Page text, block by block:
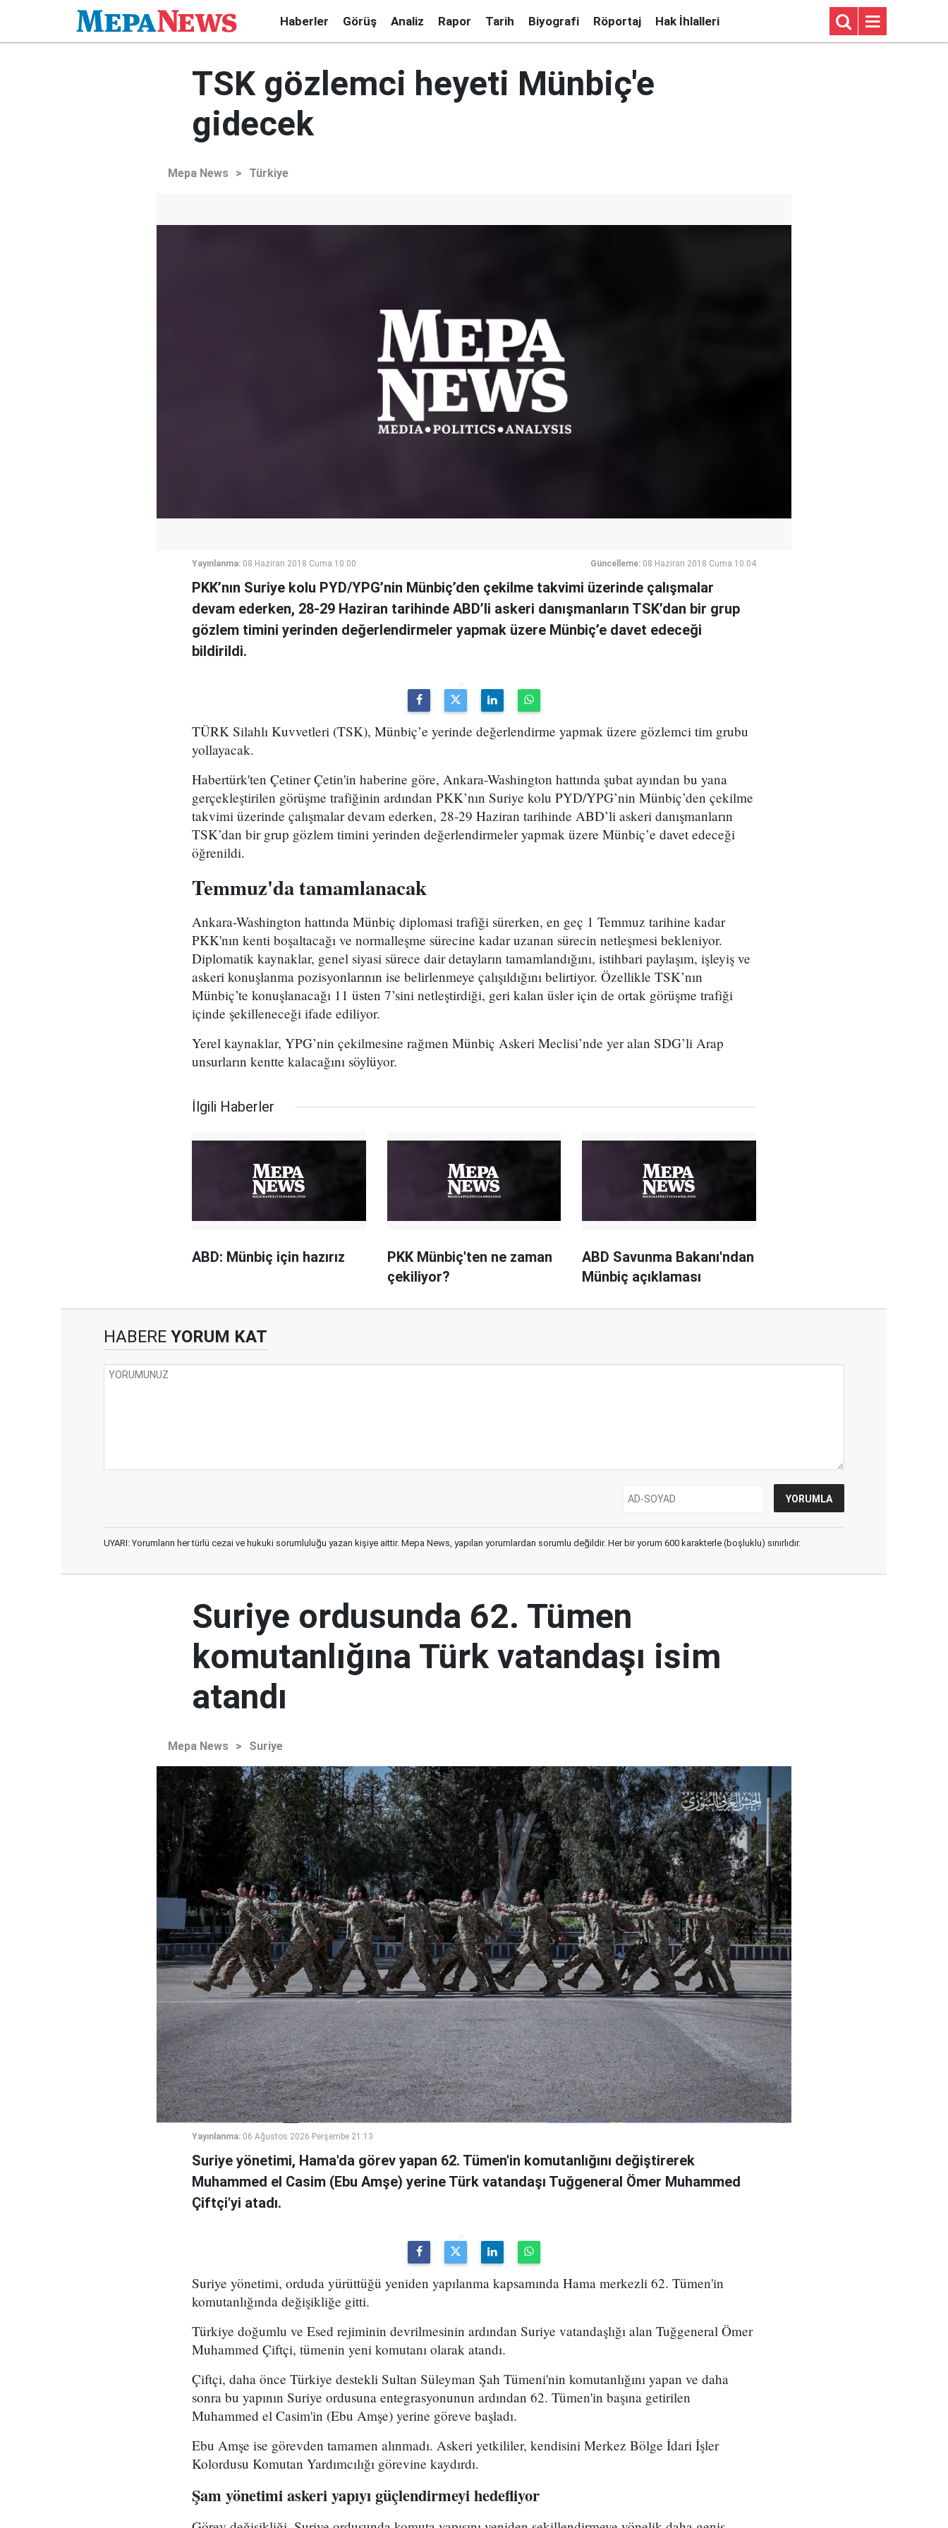
Haberler Görüş Analiz Rapor Tarih Biyografi Röportaj Hak İhlalleri
TSK gözlemci heyeti Münbiç'e
gidecek
Mepa News > Türkiye
Yayınlanma: 08 Haziran 2018 Cuma 10:00 Güncelleme: 08 Haziran 2018 Cuma 10:04
PKK’nın Suriye kolu PYD/YPG’nin Münbiç’den çekilme takvimi üzerinde çalışmalar
devam ederken, 28-29 Haziran tarihinde ABD’li askeri danışmanların TSK’dan bir grup
gözlem timini yerinden değerlendirmeler yapmak üzere Münbiç’e davet edeceği
bildirildi.
TÜRK Silahlı Kuvvetleri (TSK), Münbiç’e yerinde değerlendirme yapmak üzere gözlemci tim grubu
yollayacak.
Habertürk'ten Çetiner Çetin'in haberine göre, Ankara-Washington hattında şubat ayından bu yana
gerçekleştirilen görüşme trafiğinin ardından PKK’nın Suriye kolu PYD/YPG’nin Münbiç’den çekilme
takvimi üzerinde çalışmalar devam ederken, 28-29 Haziran tarihinde ABD’li askeri danışmanların
TSK’dan bir grup gözlem timini yerinden değerlendirmeler yapmak üzere Münbiç’e davet edeceği
öğrenildi.
Temmuz'da tamamlanacak
Ankara-Washington hattında Münbiç diplomasi trafiği sürerken, en geç 1 Temmuz tarihine kadar
PKK'nın kenti boşaltacağı ve normalleşme sürecine kadar uzanan sürecin netleşmesi bekleniyor.
Diplomatik kaynaklar, genel siyasi sürece dair detayların tamamlandığını, istihbari paylaşım, işleyiş ve
askeri konuşlanma pozisyonlarının ise belirlenmeye çalışıldığını belirtiyor. Özellikle TSK’nın
Münbiç’te konuşlanacağı 11 üsten 7’sini netleştirdiği, geri kalan üsler için de ortak görüşme trafiği
içinde şekilleneceği ifade ediliyor.
Yerel kaynaklar, YPG’nin çekilmesine rağmen Münbiç Askeri Meclisi’nde yer alan SDG’li Arap
unsurların kentte kalacağını söylüyor.
İlgili Haberler
ABD: Münbiç için hazırız
PKK Münbiç'ten ne zaman
çekiliyor?
ABD Savunma Bakanı'ndan
Münbiç açıklaması
HABERE YORUM KAT
UYARI: Yorumların her türlü cezai ve hukuki sorumluluğu yazan kişiye aittir. Mepa News, yapılan yorumlardan sorumlu değildir. Her bir yorum 600 karakterle (boşluklu) sınırlıdır.
Suriye ordusunda 62. Tümen
komutanlığına Türk vatandaşı isim
atandı
Mepa News > Suriye
Yayınlanma: 06 Ağustos 2026 Perşembe 21:13
Suriye yönetimi, Hama'da görev yapan 62. Tümen'in komutanlığını değiştirerek
Muhammed el Casim (Ebu Amşe) yerine Türk vatandaşı Tuğgeneral Ömer Muhammed
Çiftçi'yi atadı.
Suriye yönetimi, orduda yürüttüğü yeniden yapılanma kapsamında Hama merkezli 62. Tümen'in
komutanlığında değişikliğe gitti.
Türkiye doğumlu ve Esed rejiminin devrilmesinin ardından Suriye vatandaşlığı alan Tuğgeneral Ömer
Muhammed Çiftçi, tümenin yeni komutanı olarak atandı.
Çiftçi, daha önce Türkiye destekli Sultan Süleyman Şah Tümeni'nin komutanlığını yapan ve daha
sonra bu yapının Suriye ordusuna entegrasyonunun ardından 62. Tümen'in başına getirilen
Muhammed el Casim'in (Ebu Amşe) yerine göreve başladı.
Ebu Amşe ise görevden tamamen alınmadı. Askeri yetkililer, kendisini Merkez Bölge İdari İşler
Kolordusu Komutan Yardımcılığı görevine kaydırdı.
Şam yönetimi askeri yapıyı güçlendirmeyi hedefliyor